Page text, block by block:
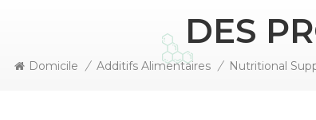
DES
Domicile / Additifs Alimentaires / Nutritional